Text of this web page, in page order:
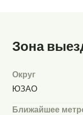
Зона
Округ
ЮЗАО
Ближайшее